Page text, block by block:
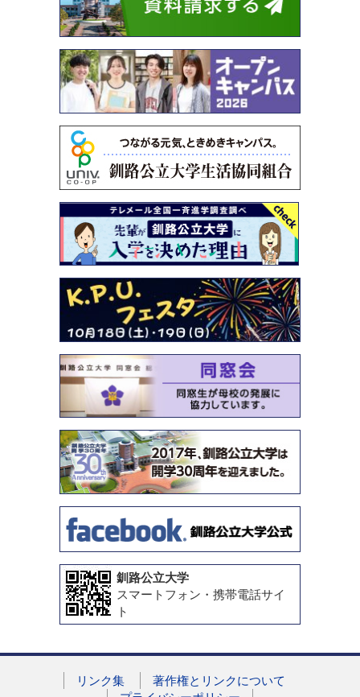
釧路公立大学
スマートフォン・携帯電話サイ
ト
リンク集
著作権とリンクについて